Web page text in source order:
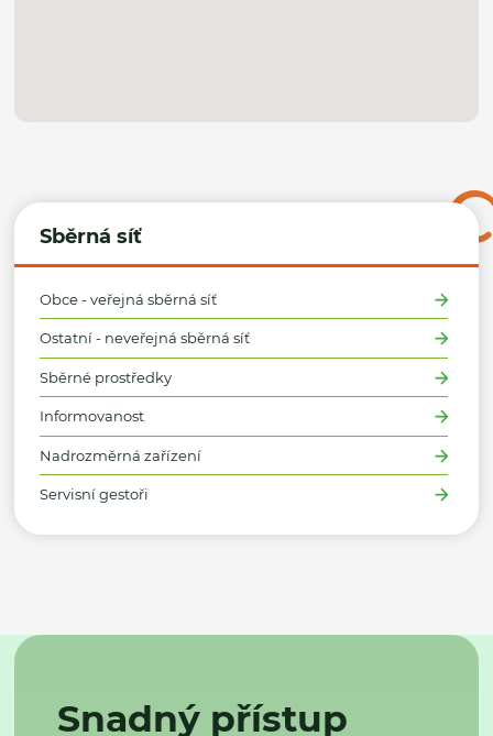
Sběrná síť
Obce - veřejná sběrná síť
Ostatní - neveřejná sběrná síť
Sběrné prostředky
Informovanost
Nadrozměrná zařízení
Servisní gestoři
Snadný přístup